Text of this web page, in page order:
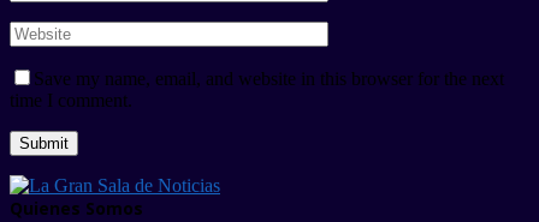
Save my name, email, and website in this browser for the next
time I comment.
Quienes Somos